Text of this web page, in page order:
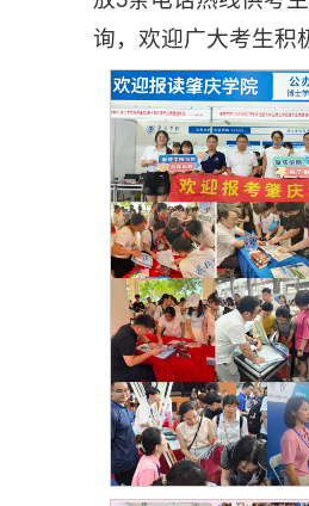
询，欢迎广大考生积